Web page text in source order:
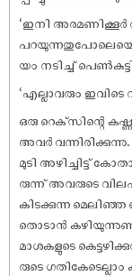
‘ഇനി
യം നടിച്ച്
‘എല്ലാവരും
ഒരു റെക്‌സിന്റെ
അവർ
മുടി അഴിച്ചിട്ട്
രുന്ന് അവരുടെ
കിടക്കുന്ന മെലിഞ്ഞ
തൊടാൻ
മാശകളുടെ
രുടെ ഗതികേടെല്ലാം